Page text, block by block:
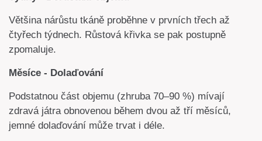
Většina nárůstu tkáně proběhne v prvních třech až
čtyřech týdnech. Růstová křivka se pak postupně
zpomaluje.
Měsíce - Dolaďování
Podstatnou část objemu (zhruba 70–90 %) mívají
zdravá játra obnovenou během dvou až tří měsíců,
jemné dolaďování může trvat i déle.